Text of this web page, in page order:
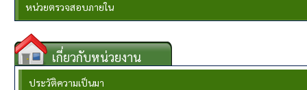
หน่วยตรวจสอบภายใน
เกี่ยวกับหน่วยงาน
ประวัติความเป็นมา